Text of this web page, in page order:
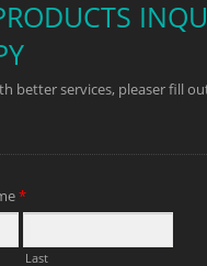
bequeme Griff besteht aus
nicht klebrig anfühlt.